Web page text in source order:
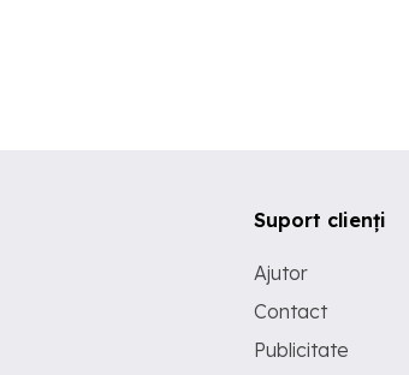
Suport clienți
Ajutor
Contact
Publicitate